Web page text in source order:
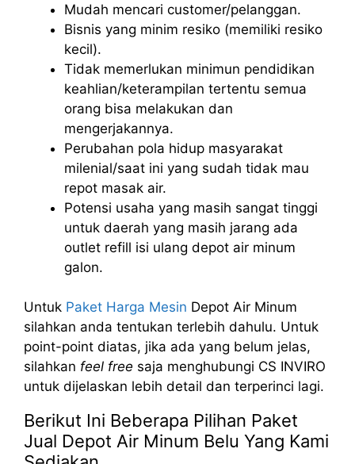
Mudah mencari customer/pelanggan.
Bisnis yang minim resiko (memiliki resiko
kecil).
Tidak memerlukan minimun pendidikan
keahlian/keterampilan tertentu semua
orang bisa melakukan dan
mengerjakannya.
Perubahan pola hidup masyarakat
milenial/saat ini yang sudah tidak mau
repot masak air.
Potensi usaha yang masih sangat tinggi
untuk daerah yang masih jarang ada
outlet refill isi ulang depot air minum
galon.
Untuk Paket Harga Mesin Depot Air Minum
silahkan anda tentukan terlebih dahulu. Untuk
point-point diatas, jika ada yang belum jelas,
silahkan feel free saja menghubungi CS INVIRO
untuk dijelaskan lebih detail dan terperinci lagi.
Berikut Ini Beberapa Pilihan Paket
Jual Depot Air Minum Belu Yang Kami